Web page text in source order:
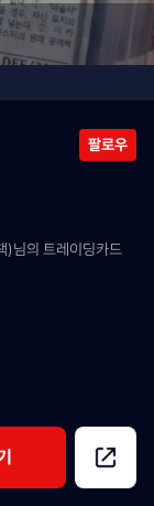
팔로우
)님의 트레이딩카드